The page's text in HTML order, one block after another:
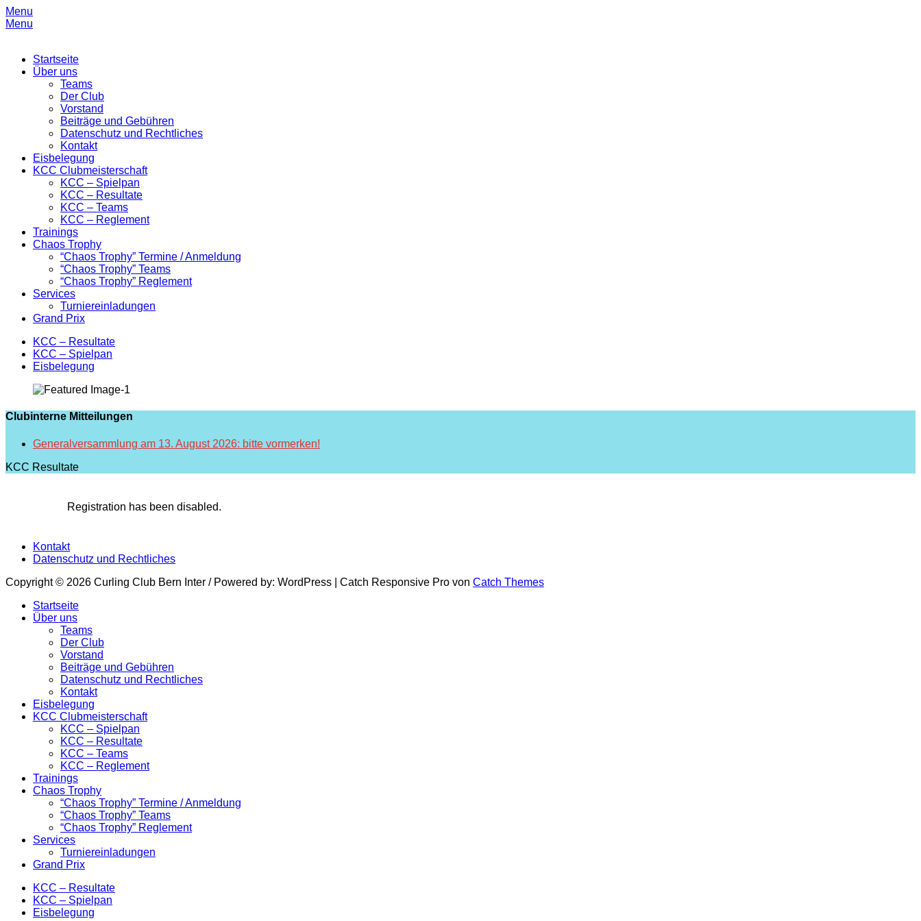
Menu
Menu
Primary
Menu
Skip
Startseite
Über uns
Teams
Der Club
Vorstand
Beiträge und Gebühren
Datenschutz und Rechtliches
Kontakt
Eisbelegung
KCC Clubmeisterschaft
KCC – Spielpan
KCC – Resultate
KCC – Teams
KCC – Reglement
Trainings
Chaos Trophy
“Chaos Trophy” Termine / Anmeldung
“Chaos Trophy” Teams
“Chaos Trophy” Reglement
Services
Turniereinladungen
Grand Prix
Secondary
Menu
Skip
content
KCC – Resultate
KCC – Spielpan
Eisbelegung
Clubinterne Mitteilungen
Generalversammlung am 13. August 2026: bitte vormerken!
KCC Resultate
Registration has been disabled.
Footer
Menu
Skip
Kontakt
Datenschutz und Rechtliches
Copyright © 2026 Curling Club Bern Inter / Powered by: WordPress | Catch Responsive Pro von Catch Themes
Startseite
Über uns
Teams
Der Club
Vorstand
Beiträge und Gebühren
Datenschutz und Rechtliches
Kontakt
Eisbelegung
KCC Clubmeisterschaft
KCC – Spielpan
KCC – Resultate
KCC – Teams
KCC – Reglement
Trainings
Chaos Trophy
“Chaos Trophy” Termine / Anmeldung
“Chaos Trophy” Teams
“Chaos Trophy” Reglement
Services
Turniereinladungen
Grand Prix
KCC – Resultate
KCC – Spielpan
Eisbelegung